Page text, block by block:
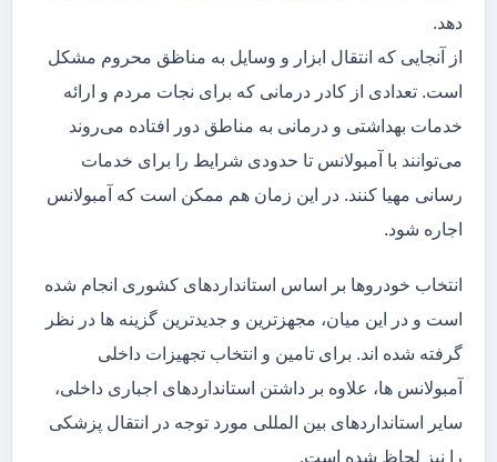
دهد.
از آنجایی که انتقال ابزار و وسایل به مناظق محروم مشکل
است. تعدادی از کادر درمانی که برای نجات مردم و ارائه
خدمات بهداشتی و درمانی به مناطق دور افتاده می‌روند
می‌توانند با آمبولانس تا حدودی شرایط را برای خدمات
رسانی مهیا کنند. در این زمان هم ممکن است که آمبولانس
اجاره شود.
انتخاب خودروها بر اساس استانداردهای کشوری انجام شده
است و در این میان، مجهزترین و جدیدترین گزینه ها در نظر
گرفته شده اند. برای تامین و انتخاب تجهیزات داخلی
آمبولانس ها، علاوه بر داشتن استانداردهای اجباری داخلی،
سایر استانداردهای بین المللی مورد توجه در انتقال پزشکی
را نیز لحاظ شده است.